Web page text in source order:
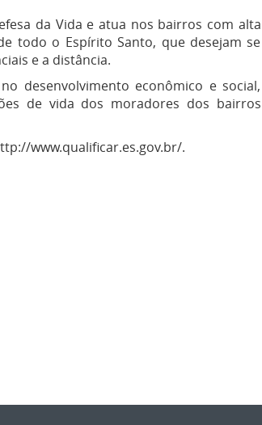
da Vida e atua nos bairros com alta
todo o Espírito Santo, que desejam se
e a distância.
desenvolvimento econômico e social,
de vida dos moradores dos bairros
www.qualificar.es.gov.br/.